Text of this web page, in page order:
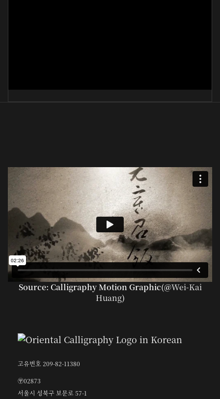
Source: Calligraphy Motion Graphic(@Wei-Kai
Huang)
고유번호 209-82-11380
〶02873
서울시 성북구 보문로 57-1